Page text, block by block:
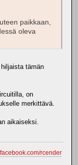
paikkaan,
oleva
tämän
on
merkittävä.
aikaiseksi.
rcender